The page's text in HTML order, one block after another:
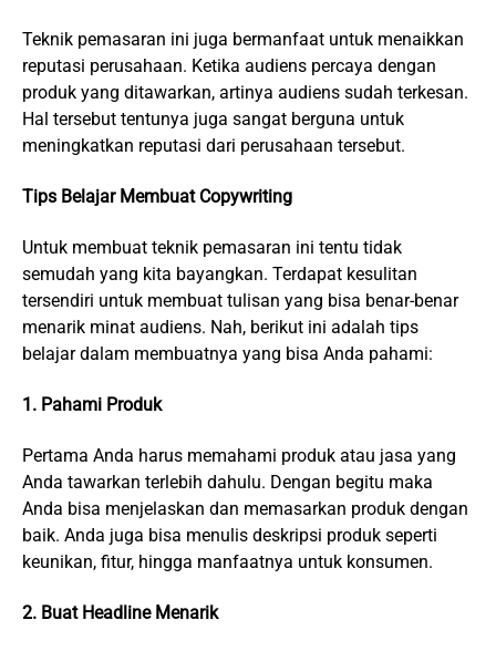
Teknik pemasaran ini juga bermanfaat untuk menaikkan
reputasi perusahaan. Ketika audiens percaya dengan
produk yang ditawarkan, artinya audiens sudah terkesan.
Hal tersebut tentunya juga sangat berguna untuk
meningkatkan reputasi dari perusahaan tersebut.
Tips Belajar Membuat Copywriting
Untuk membuat teknik pemasaran ini tentu tidak
semudah yang kita bayangkan. Terdapat kesulitan
tersendiri untuk membuat tulisan yang bisa benar-benar
menarik minat audiens. Nah, berikut ini adalah tips
belajar dalam membuatnya yang bisa Anda pahami:
1. Pahami Produk
Pertama Anda harus memahami produk atau jasa yang
Anda tawarkan terlebih dahulu. Dengan begitu maka
Anda bisa menjelaskan dan memasarkan produk dengan
baik. Anda juga bisa menulis deskripsi produk seperti
keunikan, fitur, hingga manfaatnya untuk konsumen.
2. Buat Headline Menarik